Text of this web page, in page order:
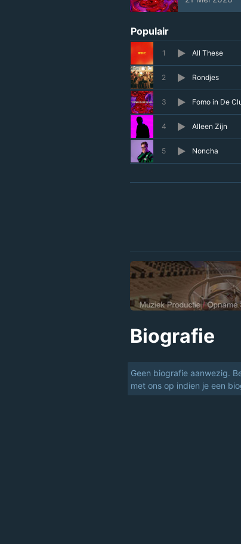
Populair
1 All These
2 Rondjes
3 Fomo in De
4 Alleen Zijn
5 Noncha
Biografie
Geen biografie aanwezig.
met ons op indien je een